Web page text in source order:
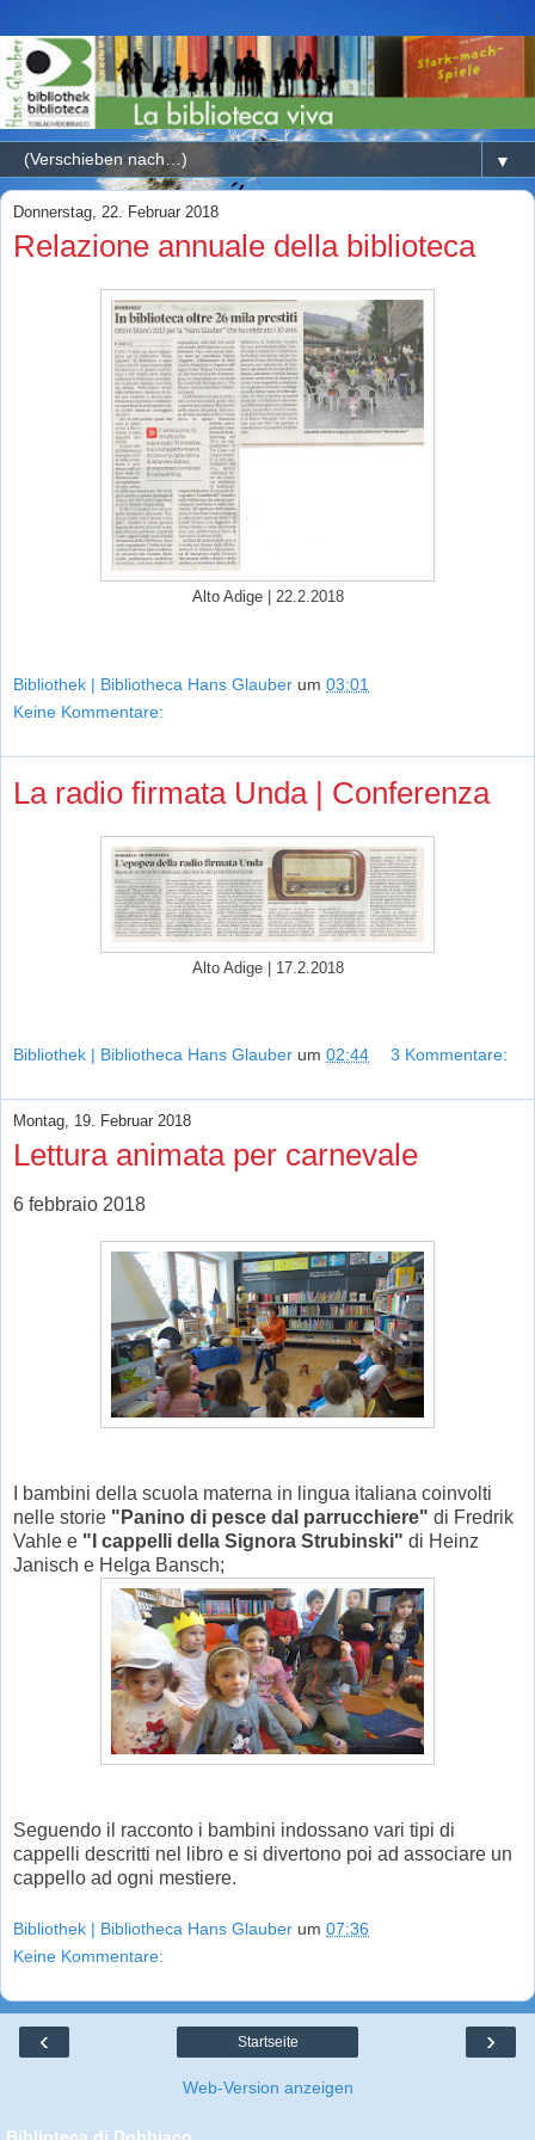
▼
Donnerstag, 22. Februar 2018
Relazione annuale della biblioteca
Alto Adige | 22.2.2018
Bibliothek | Bibliotheca Hans Glauber um 03:01
Keine Kommentare:
La radio firmata Unda | Conferenza
Alto Adige | 17.2.2018
Bibliothek | Bibliotheca Hans Glauber um 02:44 3 Kommentare:
Montag, 19. Februar 2018
Lettura animata per carnevale
6 febbraio 2018
I bambini della scuola materna in lingua italiana coinvolti
nelle storie "Panino di pesce dal parrucchiere" di Fredrik
Vahle e "I cappelli della Signora Strubinski" di Heinz
Janisch e Helga Bansch;
Seguendo il racconto i bambini indossano vari tipi di
cappelli descritti nel libro e si divertono poi ad associare un
cappello ad ogni mestiere.
Bibliothek | Bibliotheca Hans Glauber um 07:36
Keine Kommentare:
‹ ›
Startseite
Web-Version anzeigen